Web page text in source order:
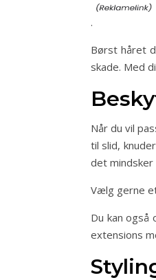
.
Børst håret
skade. Med
Når du vil
til slid,
det
Vælg gerne
Du kan
extensions